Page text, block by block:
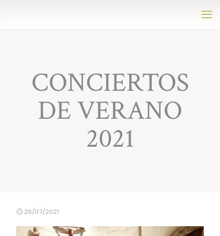
CONCIERTOS
DE VERANO
2021
26/07/2021